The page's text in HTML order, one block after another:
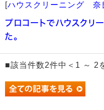
[ハウスクリーニング 奈
プロコートでハウスクリ
た。
■該当件数2件中＜1 ～ 2